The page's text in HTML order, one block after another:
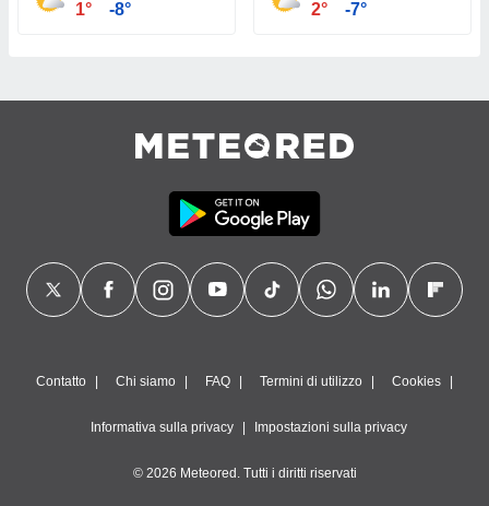
1° -8° 2° -7°
Contatto Chi siamo FAQ Termini di utilizzo Cookies
Informativa sulla privacy Impostazioni sulla privacy
© 2026 Meteored. Tutti i diritti riservati